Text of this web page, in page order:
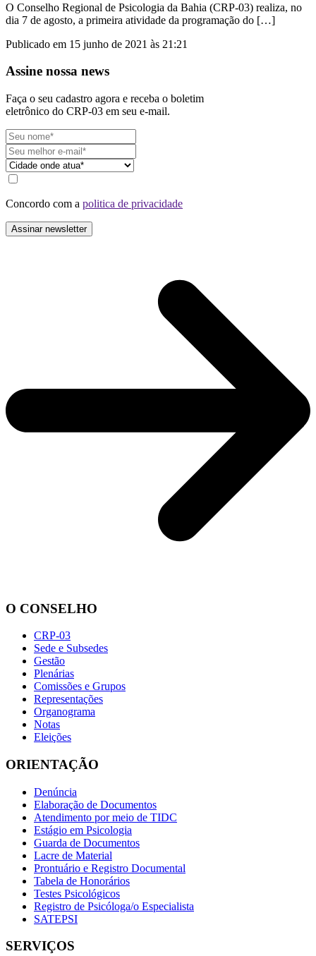
O Conselho Regional de Psicologia da Bahia (CRP-03) realiza, no
dia 7 de agosto, a primeira atividade da programação do […]
Publicado em 15 junho de 2021 às 21:21
Assine nossa news
Faça o seu cadastro agora e receba o boletim
eletrônico do CRP-03 em seu e-mail.
Concordo com a politica de privacidade
O CONSELHO
CRP-03
Sede e Subsedes
Gestão
Plenárias
Comissões e Grupos
Representações
Organograma
Notas
Eleições
ORIENTAÇÃO
Denúncia
Elaboração de Documentos
Atendimento por meio de TIDC
Estágio em Psicologia
Guarda de Documentos
Lacre de Material
Prontuário e Registro Documental
Tabela de Honorários
Testes Psicológicos
Registro de Psicóloga/o Especialista
SATEPSI
SERVIÇOS